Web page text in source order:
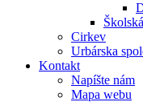
Cirkev
Urbárska
Kontakt
Napíšte nám
Mapa webu